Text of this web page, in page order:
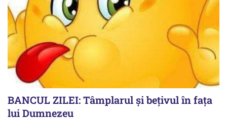
BANCUL ZILEI: Tâmplarul și bețivul în fața
lui Dumnezeu